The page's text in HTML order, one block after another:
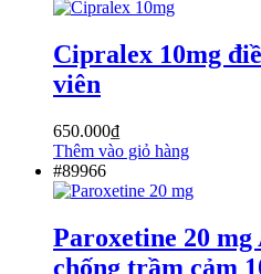
Cipralex 10mg
viên
650.000₫
Thêm vào giỏ hàng
#89966
Paroxetine 20
chống trầm cảm